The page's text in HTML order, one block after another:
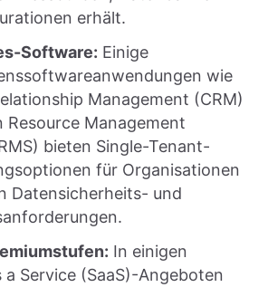
erhält.
Software: Einige
wie
Management (CRM)
Resource Management
bieten Single-Tenant-
für Organisationen
Datensicherheits- und
In einigen
a Service (SaaS)-Angeboten